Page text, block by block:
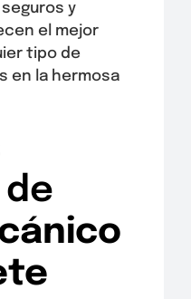
y
el mejor
tipo de
en la hermosa